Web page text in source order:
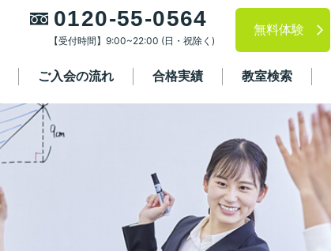
0120-55-0564
【受付時間】9:00~22:00 (日・祝除く)
無料体験
ご入会の流れ 合格実績 教室検索